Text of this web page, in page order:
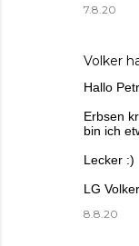
7.8.20
Volker
Hallo
Erbsen
bin ich
Lecker :)
LG Volker
8.8.20